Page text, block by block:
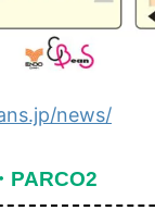
news/
PARCO2